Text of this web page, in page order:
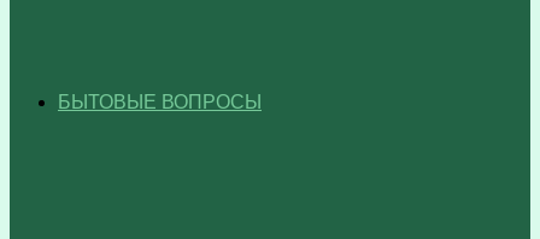
БЫТОВЫЕ ВОПРОСЫ